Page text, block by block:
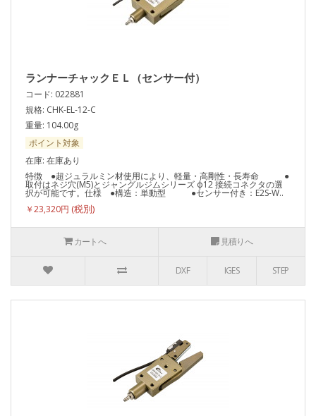
ランナーチャックＥＬ（センサー付）
コード: 022881
規格: CHK-EL-12-C
重量: 104.00g
ポイント対象
在庫: 在庫あり
特徴 ●超ジュラルミン材使用により、軽量・高剛性・長寿命 ●
取付はネジ穴(M5)とジャングルジムシリーズ ф12 接続コネクタの選
択が可能です。仕様 ●構造：単動型 ●センサー付き：E2S-W..
￥23,320円
カートへ 見積りへ
DXF IGES STEP